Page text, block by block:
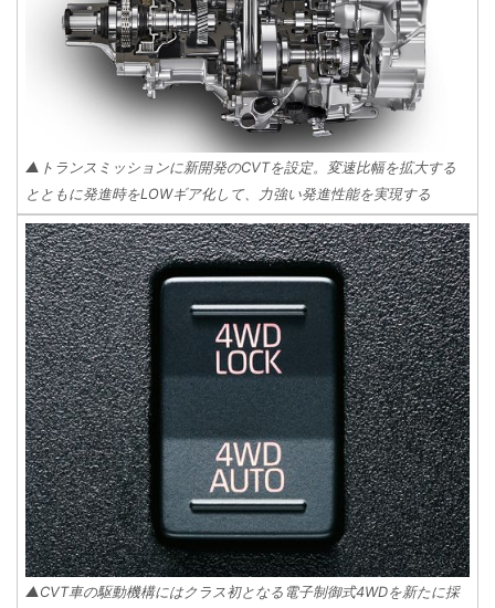
▲トランスミッションに新開発のCVTを設定。変速比幅を拡大する
とともに発進時をLOWギア化して、力強い発進性能を実現する
▲CVT車の駆動機構にはクラス初となる電子制御式4WDを新たに採